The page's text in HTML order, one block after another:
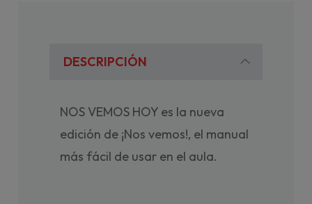
DESCRIPCIÓN
NOS VEMOS HOY es la nueva
edición de ¡Nos vemos!, el manual
más fácil de usar en el aula.